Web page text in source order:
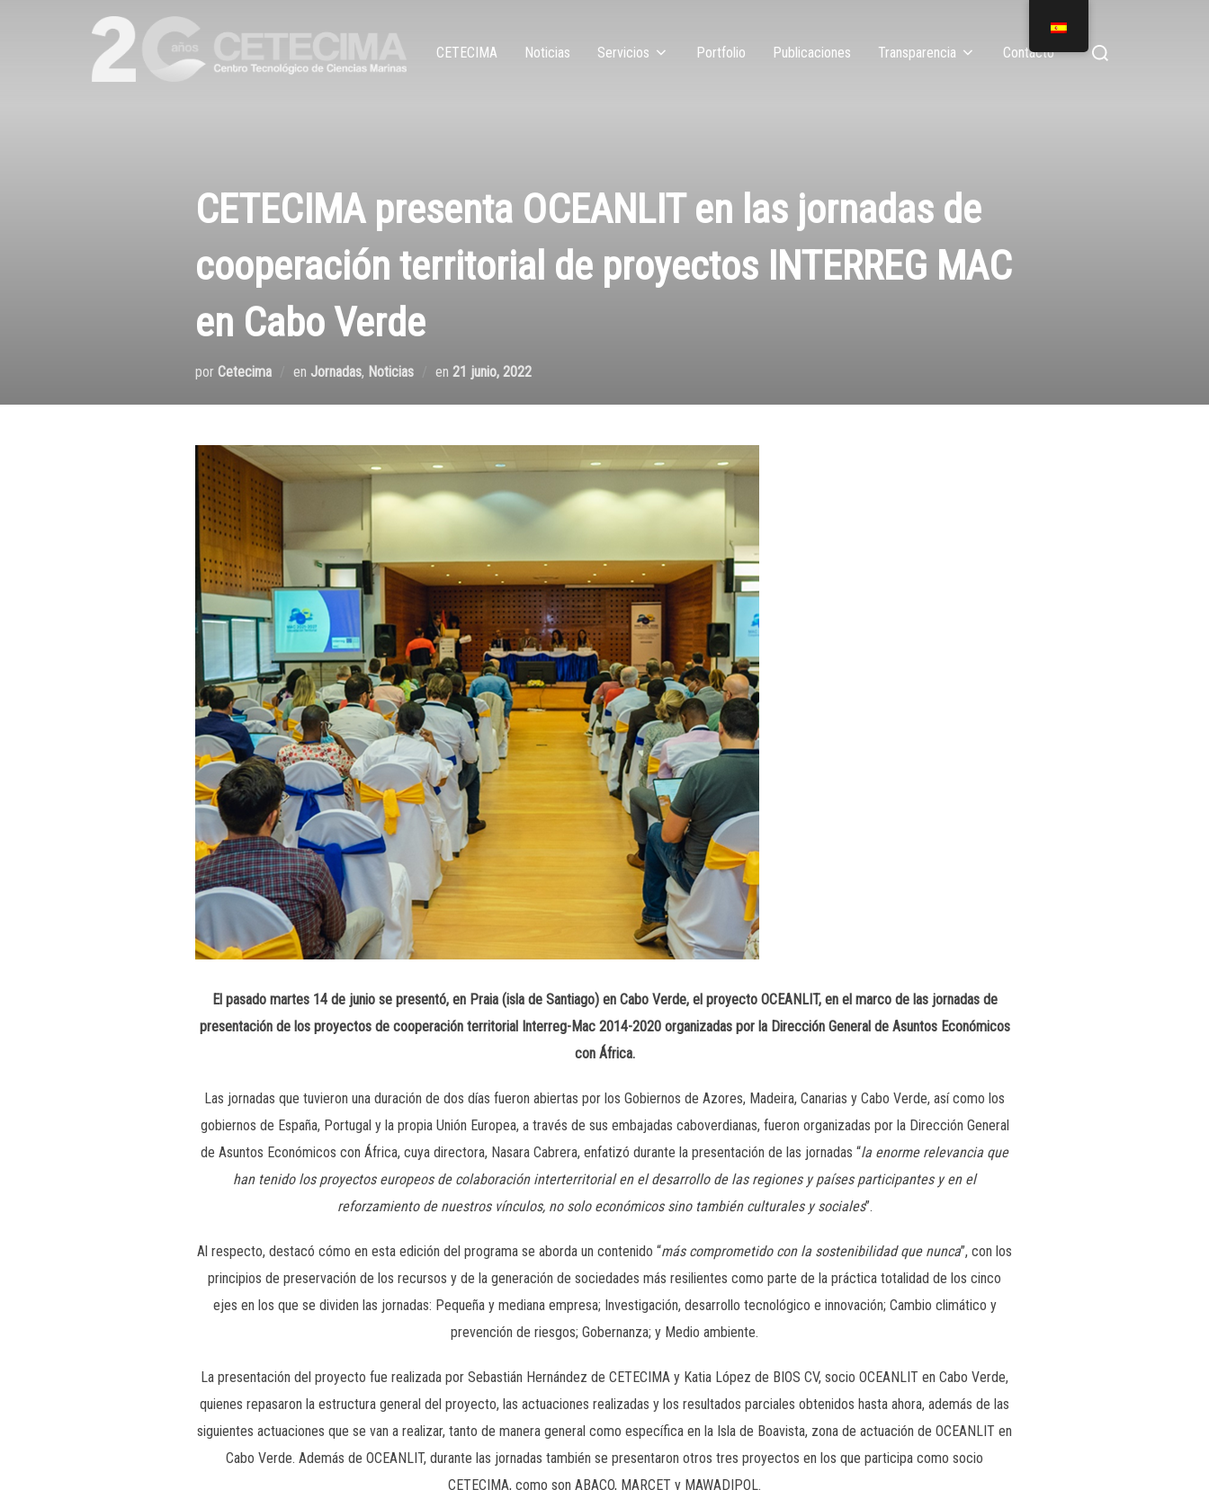
CETECIMA Noticias Servicios Portfolio Publicaciones Transparencia Contacto
CETECIMA presenta OCEANLIT en las jornadas de
cooperación territorial de proyectos INTERREG MAC
en Cabo Verde
por Cetecima en Jornadas, Noticias en 21 junio, 2022
El pasado martes 14 de junio se presentó, en Praia (isla de Santiago) en Cabo Verde, el proyecto OCEANLIT, en el marco de las jornadas de
presentación de los proyectos de cooperación territorial Interreg-Mac 2014-2020 organizadas por la Dirección General de Asuntos Económicos
con África.
Las jornadas que tuvieron una duración de dos días fueron abiertas por los Gobiernos de Azores, Madeira, Canarias y Cabo Verde, así como los
gobiernos de España, Portugal y la propia Unión Europea, a través de sus embajadas caboverdianas, fueron organizadas por la Dirección General
de Asuntos Económicos con África, cuya directora, Nasara Cabrera, enfatizó durante la presentación de las jornadas “la enorme relevancia que
han tenido los proyectos europeos de colaboración interterritorial en el desarrollo de las regiones y países participantes y en el
reforzamiento de nuestros vínculos, no solo económicos sino también culturales y sociales”.
Al respecto, destacó cómo en esta edición del programa se aborda un contenido “más comprometido con la sostenibilidad que nunca”, con los
principios de preservación de los recursos y de la generación de sociedades más resilientes como parte de la práctica totalidad de los cinco
ejes en los que se dividen las jornadas: Pequeña y mediana empresa; Investigación, desarrollo tecnológico e innovación; Cambio climático y
prevención de riesgos; Gobernanza; y Medio ambiente.
La presentación del proyecto fue realizada por Sebastián Hernández de CETECIMA y Katia López de BIOS CV, socio OCEANLIT en Cabo Verde,
quienes repasaron la estructura general del proyecto, las actuaciones realizadas y los resultados parciales obtenidos hasta ahora, además de las
siguientes actuaciones que se van a realizar, tanto de manera general como específica en la Isla de Boavista, zona de actuación de OCEANLIT en
Cabo Verde. Además de OCEANLIT, durante las jornadas también se presentaron otros tres proyectos en los que participa como socio
CETECIMA, como son ABACO, MARCET y MAWADIPOL.